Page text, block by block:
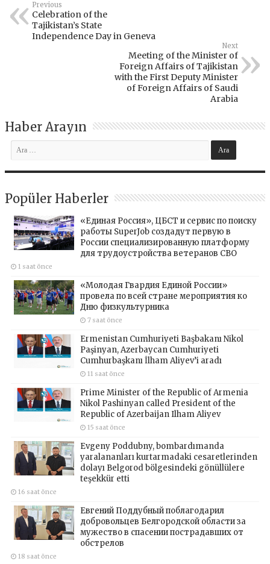
Previous
Celebration of the
Tajikistan’s State
Independence Day in Geneva
Next
Meeting of the Minister of
Foreign Affairs of Tajikistan
with the First Deputy Minister
of Foreign Affairs of Saudi
Arabia
Haber Arayın
Popüler Haberler
«Единая Россия», ЦБСТ и сервис по поиску
работы SuperJob создадут первую в
России специализированную платформу
для трудоустройства ветеранов СВО
1 saat önce
«Молодая Гвардия Единой России»
провела по всей стране мероприятия ко
Дню физкультурника
7 saat önce
Ermenistan Cumhuriyeti Başbakanı Nikol
Paşinyan, Azerbaycan Cumhuriyeti
Cumhurbaşkanı İlham Aliyev’i aradı
11 saat önce
Prime Minister of the Republic of Armenia
Nikol Pashinyan called President of the
Republic of Azerbaijan Ilham Aliyev
15 saat önce
Evgeny Poddubny, bombardımanda
yaralananları kurtarmadaki cesaretlerinden
dolayı Belgorod bölgesindeki gönüllülere
teşekkür etti
16 saat önce
Евгений Поддубный поблагодарил
добровольцев Белгородской области за
мужество в спасении пострадавших от
обстрелов
18 saat önce